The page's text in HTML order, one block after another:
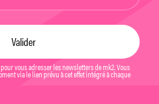
vous adresser les newsletters de mk2. Vous
via le lien prévu à cet effet intégré à chaque